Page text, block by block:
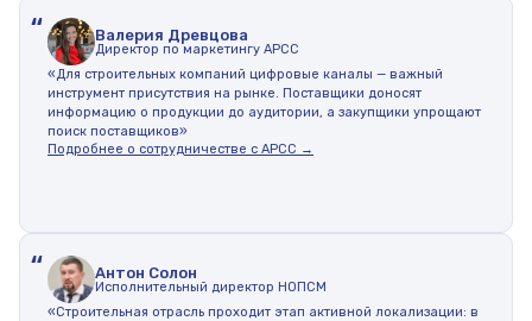
“ Валерия Древцова
Директор по маркетингу АРСС
«Для строительных компаний цифровые каналы — важный
инструмент присутствия на рынке. Поставщики доносят
информацию о продукции до аудитории, а закупщики упрощают
поиск поставщиков»
Подробнее о сотрудничестве с АРСС →
“ Антон Солон
Исполнительный директор НОПСМ
«Строительная отрасль проходит этап активной локализации: в